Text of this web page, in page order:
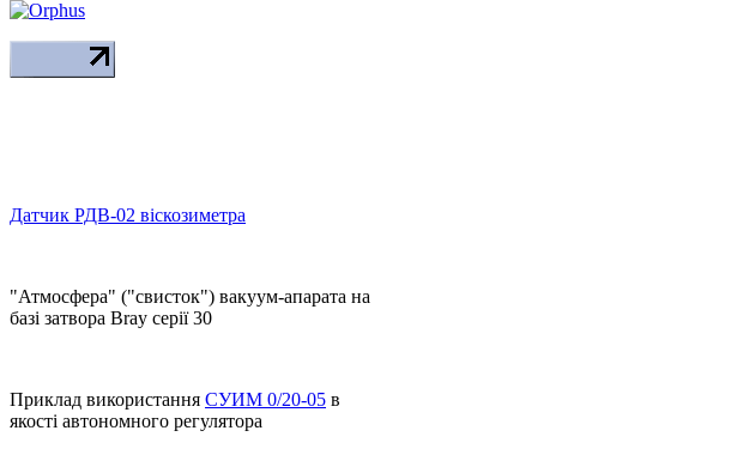
Датчик РДВ-02 віскозиметра
"Атмосфера" ("свисток") вакуум-апарата на
базі затвора Bray серії 30
Приклад використання СУИМ 0/20-05 в
якості автономного регулятора